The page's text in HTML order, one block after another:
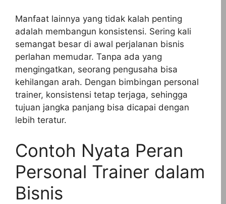
Manfaat lainnya yang tidak kalah penting
adalah membangun konsistensi. Sering kali
semangat besar di awal perjalanan bisnis
perlahan memudar. Tanpa ada yang
mengingatkan, seorang pengusaha bisa
kehilangan arah. Dengan bimbingan personal
trainer, konsistensi tetap terjaga, sehingga
tujuan jangka panjang bisa dicapai dengan
lebih teratur.
Contoh Nyata Peran
Personal Trainer dalam
Bisnis